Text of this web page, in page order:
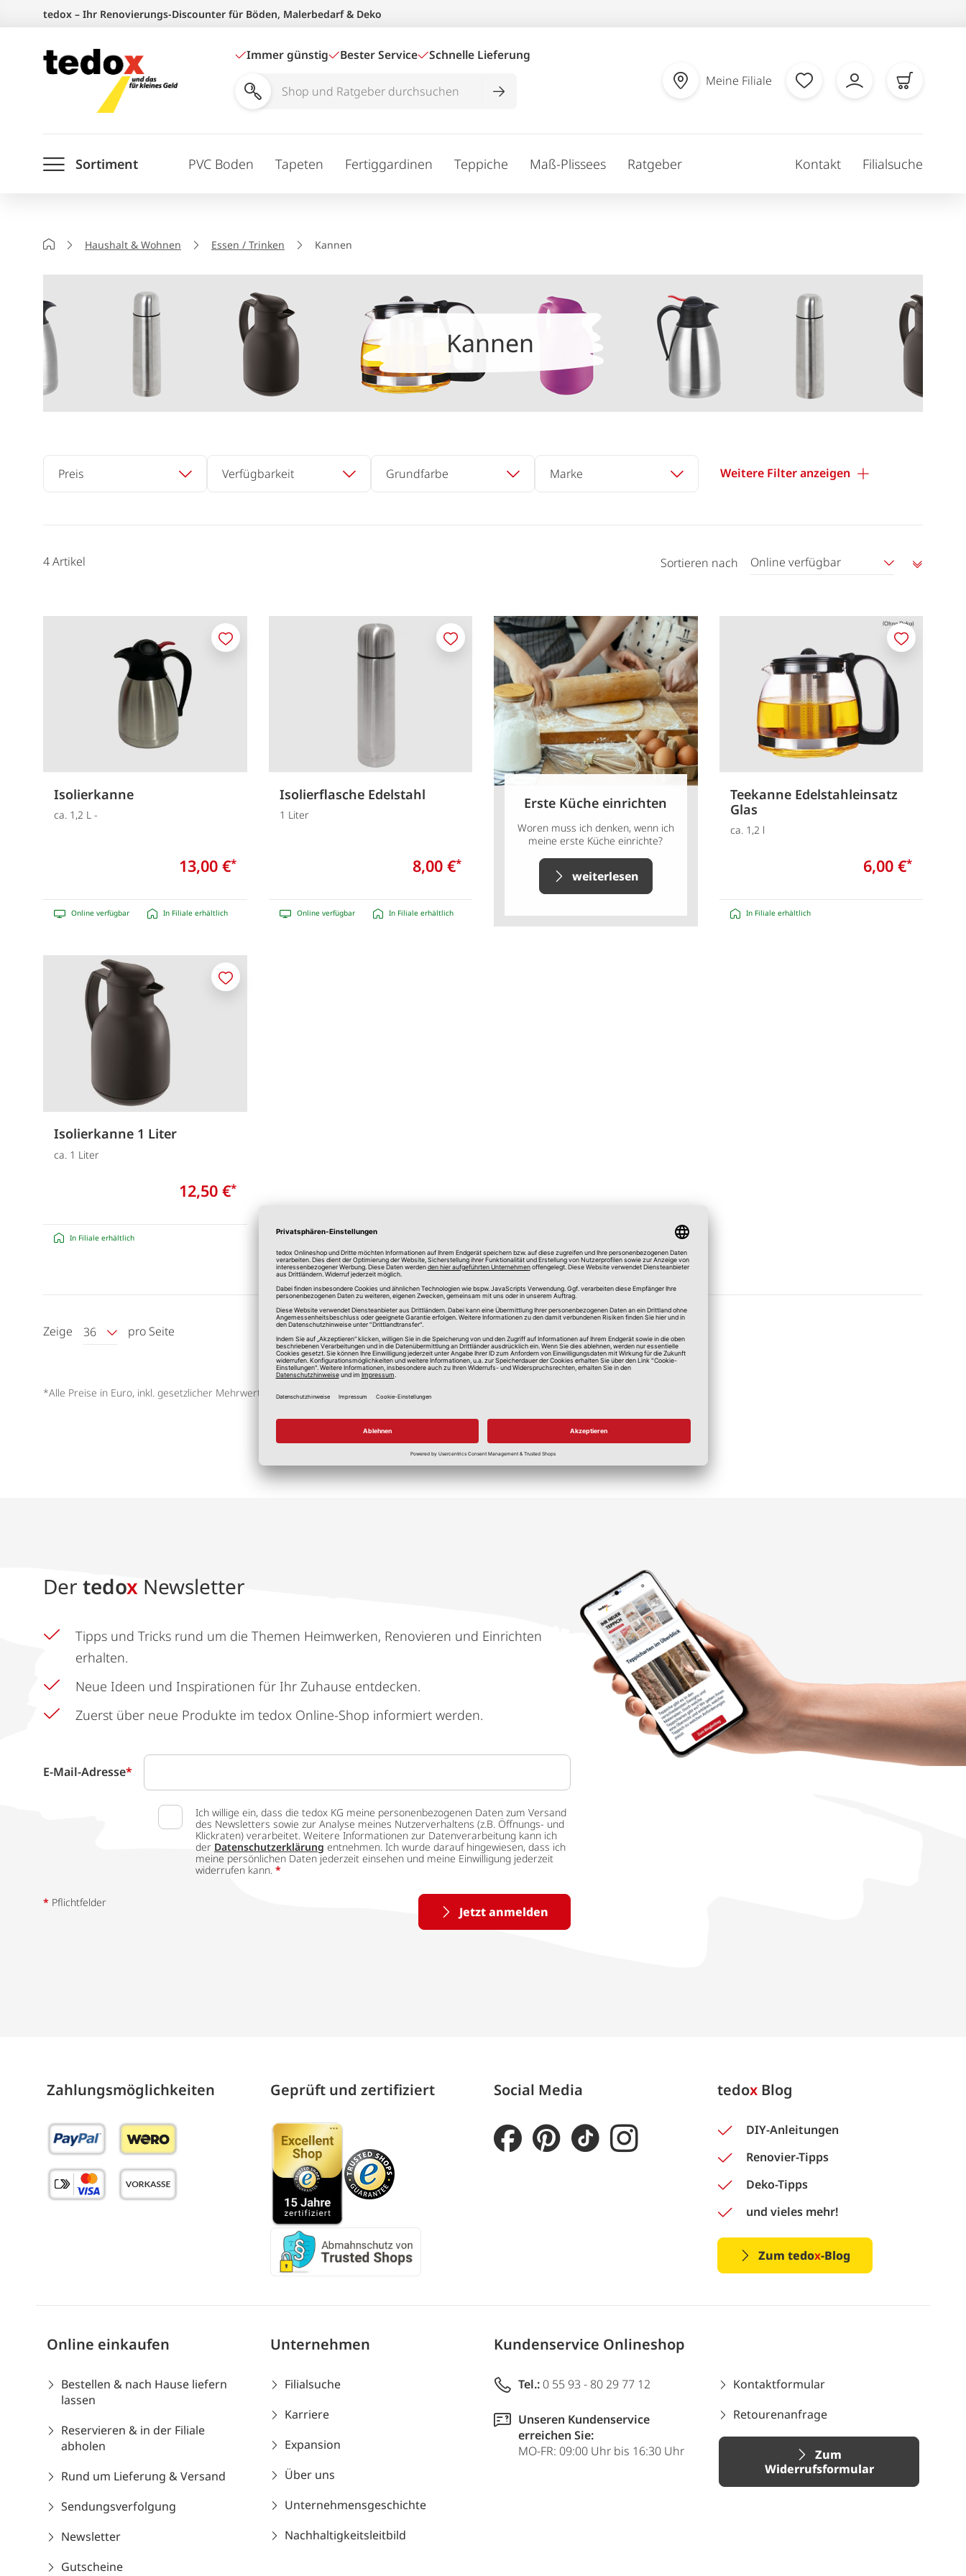
springen
tedox – Ihr Renovierungs-Discounter für Böden, Malerbedarf & Deko
Immer günstig Bester Service Schnelle Lieferung
Shop
durchsuchen
Meine Filiale
Sortiment PVC Boden Tapeten Fertiggardinen Teppiche Maß-Plissees Ratgeber Kontakt Filialsuche
StartseiteHaushalt & Wohnen Essen / Trinken Kannen
Kannen
Preis Verfügbarkeit Grundfarbe Marke Weitere Filter anzeigen
4Artikel Sortieren nach Online verfügbar
Isolierkanne
ca. 1,2 L -
13,00 €*
Online verfügbar In Filiale erhältlich
Merken
Isolierflasche Edelstahl
1 Liter
8,00 €*
Online verfügbar In Filiale erhältlich
Merken
Erste Küche einrichten
Woren muss ich denken, wenn ich
meine erste Küche einrichte?
weiterlesen
Teekanne Edelstahleinsatz
Glas
ca. 1,2 l
6,00 €*
In Filiale erhältlich
Merken
Isolierkanne 1 Liter
ca. 1 Liter
12,50 €*
In Filiale erhältlich
Merken
Zeige 36 pro Seite
*Alle Preise in Euro, inkl. gesetzlicher Mehrwertsteuer, zzgl. Versandkosten
Der tedox Newsletter
Tipps und Tricks rund um die Themen Heimwerken, Renovieren und Einrichten
erhalten.
Neue Ideen und Inspirationen für Ihr Zuhause entdecken.
Zuerst über neue Produkte im tedox Online-Shop informiert werden.
E-Mail-Adresse*
Ich willige ein, dass die tedox KG meine personenbezogenen Daten zum Versand
des Newsletters sowie zur Analyse meines Nutzerverhaltens (z.B. Öffnungs- und
Klickraten) verarbeitet. Weitere Informationen zur Datenverarbeitung kann ich
der Datenschutzerklärung entnehmen. Ich wurde darauf hingewiesen, dass ich
meine persönlichen Daten jederzeit einsehen und meine Einwilligung jederzeit
widerrufen kann. *
Jetzt anmelden
* Pflichtfelder
Zahlungs­möglich­keiten Geprüft und zertifiziert Social Media tedox Blog
DIY-Anleitungen
Renovier-Tipps
Deko-Tipps
und vieles mehr!
Zum tedox-Blog
Online einkaufen
Bestellen & nach Hause liefern
lassen
Reservieren & in der Filiale
abholen
Rund um Lieferung & Versand
Sendungsverfolgung
Newsletter
Gutscheine
Unternehmen
Filialsuche
Karriere
Expansion
Über uns
Unternehmensgeschichte
Nachhaltigkeitsleitbild
Kundenservice Onlineshop
Tel.: 0 55 93 - 80 29 77 12
Unseren Kundenservice
erreichen Sie:
MO-FR: 09:00 Uhr bis 16:30 Uhr
Kontaktformular
Retourenanfrage
Zum
Widerrufsformular